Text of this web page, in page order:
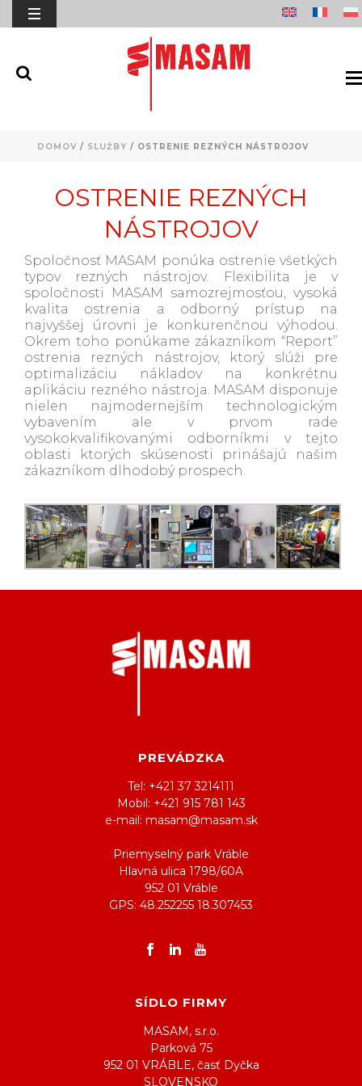
DOMOV / SLUŽBY / OSTRENIE REZNÝCH NÁSTROJOV
OSTRENIE REZNÝCH
NÁSTROJOV
Spoločnosť MASAM ponúka ostrenie všetkých
typov rezných nástrojov. Flexibilita je v
spoločnosti MASAM samozrejmosťou, vysoká
kvalita ostrenia a odborný prístup na
najvyššej úrovni je konkurenčnou výhodou.
Okrem toho ponúkame zákazníkom “Report”
ostrenia rezných nástrojov, ktorý slúži pre
optimalizáciu nákladov na konkrétnu
aplikáciu rezného nástroja. MASAM disponuje
nielen najmodernejším technologickým
vybavením ale v prvom rade
vysokokvalifikovanými odborníkmi v tejto
oblasti ktorých skúsenosti prinášajú našim
zákazníkom dlhodobý prospech.
PREVÁDZKA
Tel: +421 37 3214111
Mobil: +421 915 781 143
e-mail: masam@masam.sk
Priemyselný park Vráble
Hlavná ulica 1798/60A
952 01 Vráble
GPS: 48.252255 18.307453
SÍDLO FIRMY
MASAM, s.r.o.
Parková 75
952 01 VRÁBLE, časť Dyčka
SLOVENSKO